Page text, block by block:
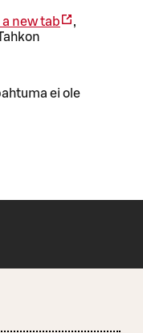
new tab
,
ei ole